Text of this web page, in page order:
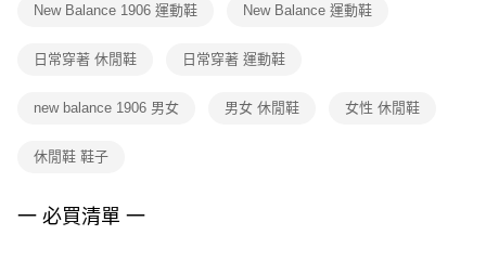
１．透過由恩沛科技股份有限公司提供之「AFTEE先享後付」服務完成之交
權轉讓予恩沛科技股份有限公司。
３．未成年的使用者請事先徵得法定代理人或監護人之同意方可使用
任。
請求用戶進行身份認證。
５．嚴禁一人註冊多個帳號或使用他人資訊註冊。若發現惡意使用之情形，
New Balance 1906 運動鞋 New Balance 運動鞋
日常穿著 休閒鞋 日常穿著 運動鞋
new balance 1906 男女 男女 休閒鞋 女性 休閒鞋
休閒鞋 鞋子
一 必買清單 一